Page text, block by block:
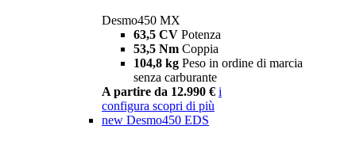
Desmo450 MX
63,5 CV Potenza
53,5 Nm Coppia
104,8 kg Peso in ordine di marcia
senza carburante
A partire da 12.990 € i
configura scopri di più
new Desmo450 EDS